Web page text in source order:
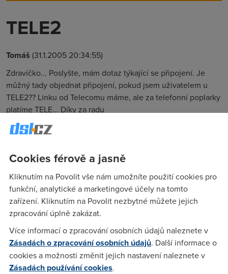
TELE2
Tomáš (31.1.2005 20:34:55)
Zdravíčko... Poslyšte, mám dotaz týkající se připojení. Je
můžný tady objednat připojení, pokud jsem uživatelem u
TELE2?? Linku od Telecomu máme, ale za telefonní poplarky
platíme TELE... Díky za radu
bože muj, proč by to asi nebylo možný
Anonym(1.2.2005 06:38:31)
Ach můj bože,Ach můj bože,Ach můj bože , buděš muset
vytrhnout dráty ze zdi a natáhnout nové od pokytovatele
ADSL jinak to nepůjde ....... ..... dělám si srandu stáčí dráty
Telecomu .
Cookies férově a jasně
Kliknutím na Povolit vše nám umožníte použití cookies pro
funkční, analytické a marketingové účely na tomto
zařízení. Kliknutím na Povolit nezbytné můžete jejich
zpracování úplně zakázat.
Více informací o zpracování osobních údajů naleznete v
Zásadách o zpracování osobních údajů. Další informace o
cookies a možnosti změnit jejich nastavení naleznete v
Zásadách používání cookies.